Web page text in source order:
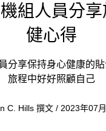
組人員分
健心得
分享保持身心健康的
旅程中好好照顧自己
C. Hills 撰文 / 2023年07